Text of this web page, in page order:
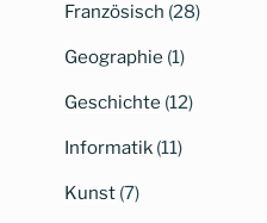
Französisch (28)
Geographie (1)
Geschichte (12)
Informatik (11)
Kunst (7)